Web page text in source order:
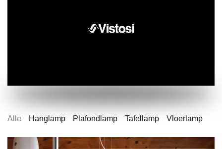
Alle Hanglamp Plafondlamp Tafellamp Vloerlamp